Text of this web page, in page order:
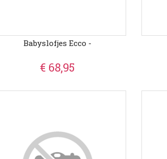
Babyslofjes Ecco -
€ 68,95